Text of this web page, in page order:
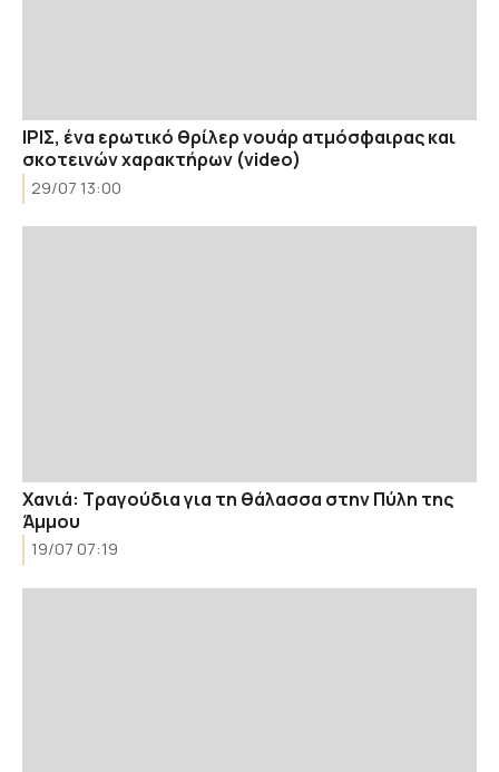
ΙΡΙΣ, ένα ερωτικό θρίλερ νουάρ ατμόσφαιρας και
σκοτεινών χαρακτήρων (video)
29/07 13:00
Χανιά: Τραγούδια για τη θάλασσα στην Πύλη της
Άμμου
19/07 07:19